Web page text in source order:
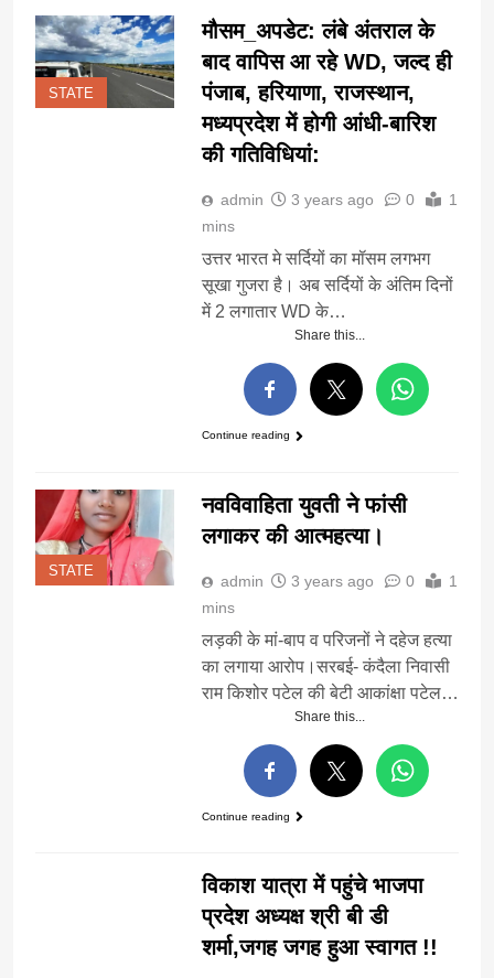
STATE
मौसम_अपडेट: लंबे अंतराल के
बाद वापिस आ रहे WD, जल्द ही
पंजाब, हरियाणा, राजस्थान,
मध्यप्रदेश में होगी आंधी-बारिश
की गतिविधियां:
admin 3 years ago 0
1
mins
उत्तर भारत मे सर्दियों का मॉसम लगभग
सूखा गुजरा है। अब सर्दियों के अंतिम दिनों
में 2 लगातार WD के…
Share this...
Continue reading
STATE
नवविवाहिता युवती ने फांसी
लगाकर की आत्महत्या।
admin 3 years ago 0
1
mins
लड़की के मां-बाप व परिजनों ने दहेज हत्या
का लगाया आरोप।सरबई- कंदैला निवासी
राम किशोर पटेल की बेटी आकांक्षा पटेल…
Share this...
Continue reading
विकाश यात्रा में पहुंचे भाजपा
प्रदेश अध्यक्ष श्री बी डी
शर्मा,जगह जगह हुआ स्वागत !!